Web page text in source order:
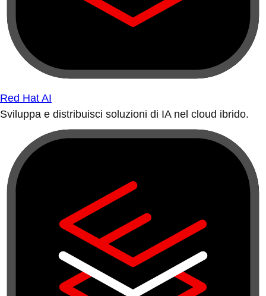
Red Hat AI
Sviluppa e distribuisci soluzioni di IA nel cloud ibrido.